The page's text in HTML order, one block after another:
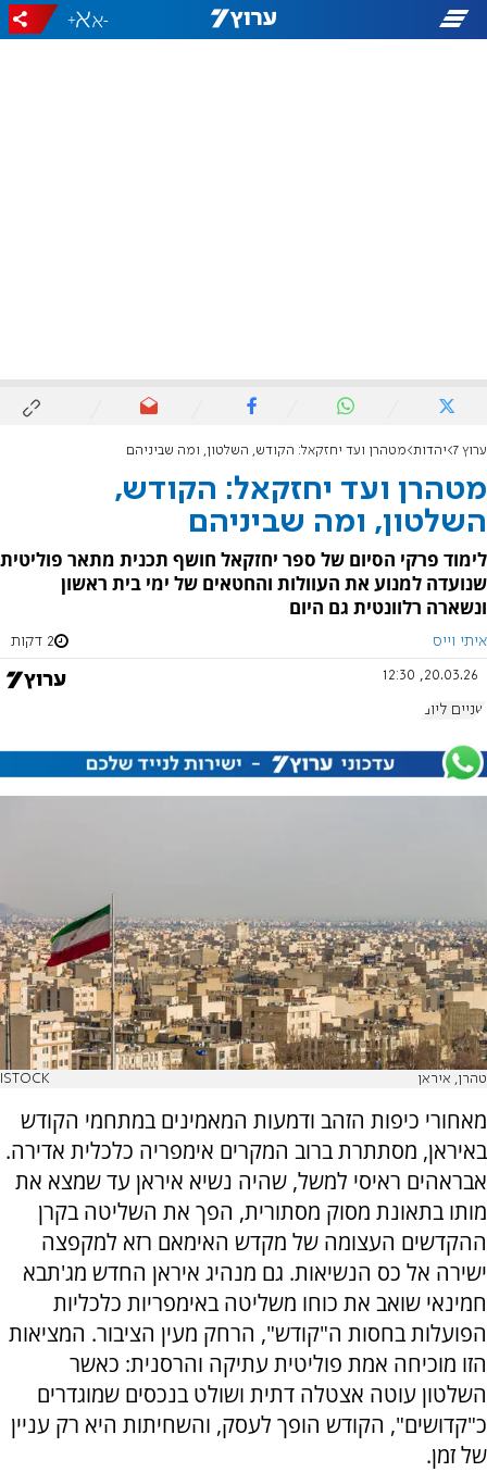
-
+
ערוץ 7 יהדות מטהרן ועד יחזקאל: הקודש, השלטון, ומה שביניהם
מטהרן ועד יחזקאל: הקודש,
השלטון, ומה שביניהם
לימוד פרקי הסיום של ספר יחזקאל חושף תכנית מתאר פוליטית
שנועדה למנוע את העוולות והחטאים של ימי בית ראשון
ונשארה רלוונטית גם היום
איתי וייס 2 דקות
20.03.26, 12:30
שניים ליום
טהרן, איראן ISTOCK
מאחורי כיפות הזהב ודמעות המאמינים במתחמי הקודש
באיראן, מסתתרת ברוב המקרים אימפריה כלכלית אדירה.
אבראהים ראיסי למשל, שהיה נשיא איראן עד שמצא את
מותו בתאונת מסוק מסתורית, הפך את השליטה בקרן
ההקדשים העצומה של מקדש האימאם רזא למקפצה
ישירה אל כס הנשיאות. גם מנהיג איראן החדש מג'תבא
חמינאי שואב את כוחו משליטה באימפריות כלכליות
הפועלות בחסות ה"קודש", הרחק מעין הציבור. המציאות
הזו מוכיחה אמת פוליטית עתיקה והרסנית: כאשר
השלטון עוטה אצטלה דתית ושולט בנכסים שמוגדרים
כ"קדושים", הקודש הופך לעסק, והשחיתות היא רק עניין
של זמן.